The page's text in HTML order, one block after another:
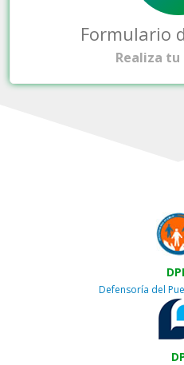
Formulario
Realiza tu
Defensoría del